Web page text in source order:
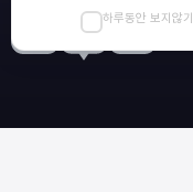
blog
하루동안 보지않기